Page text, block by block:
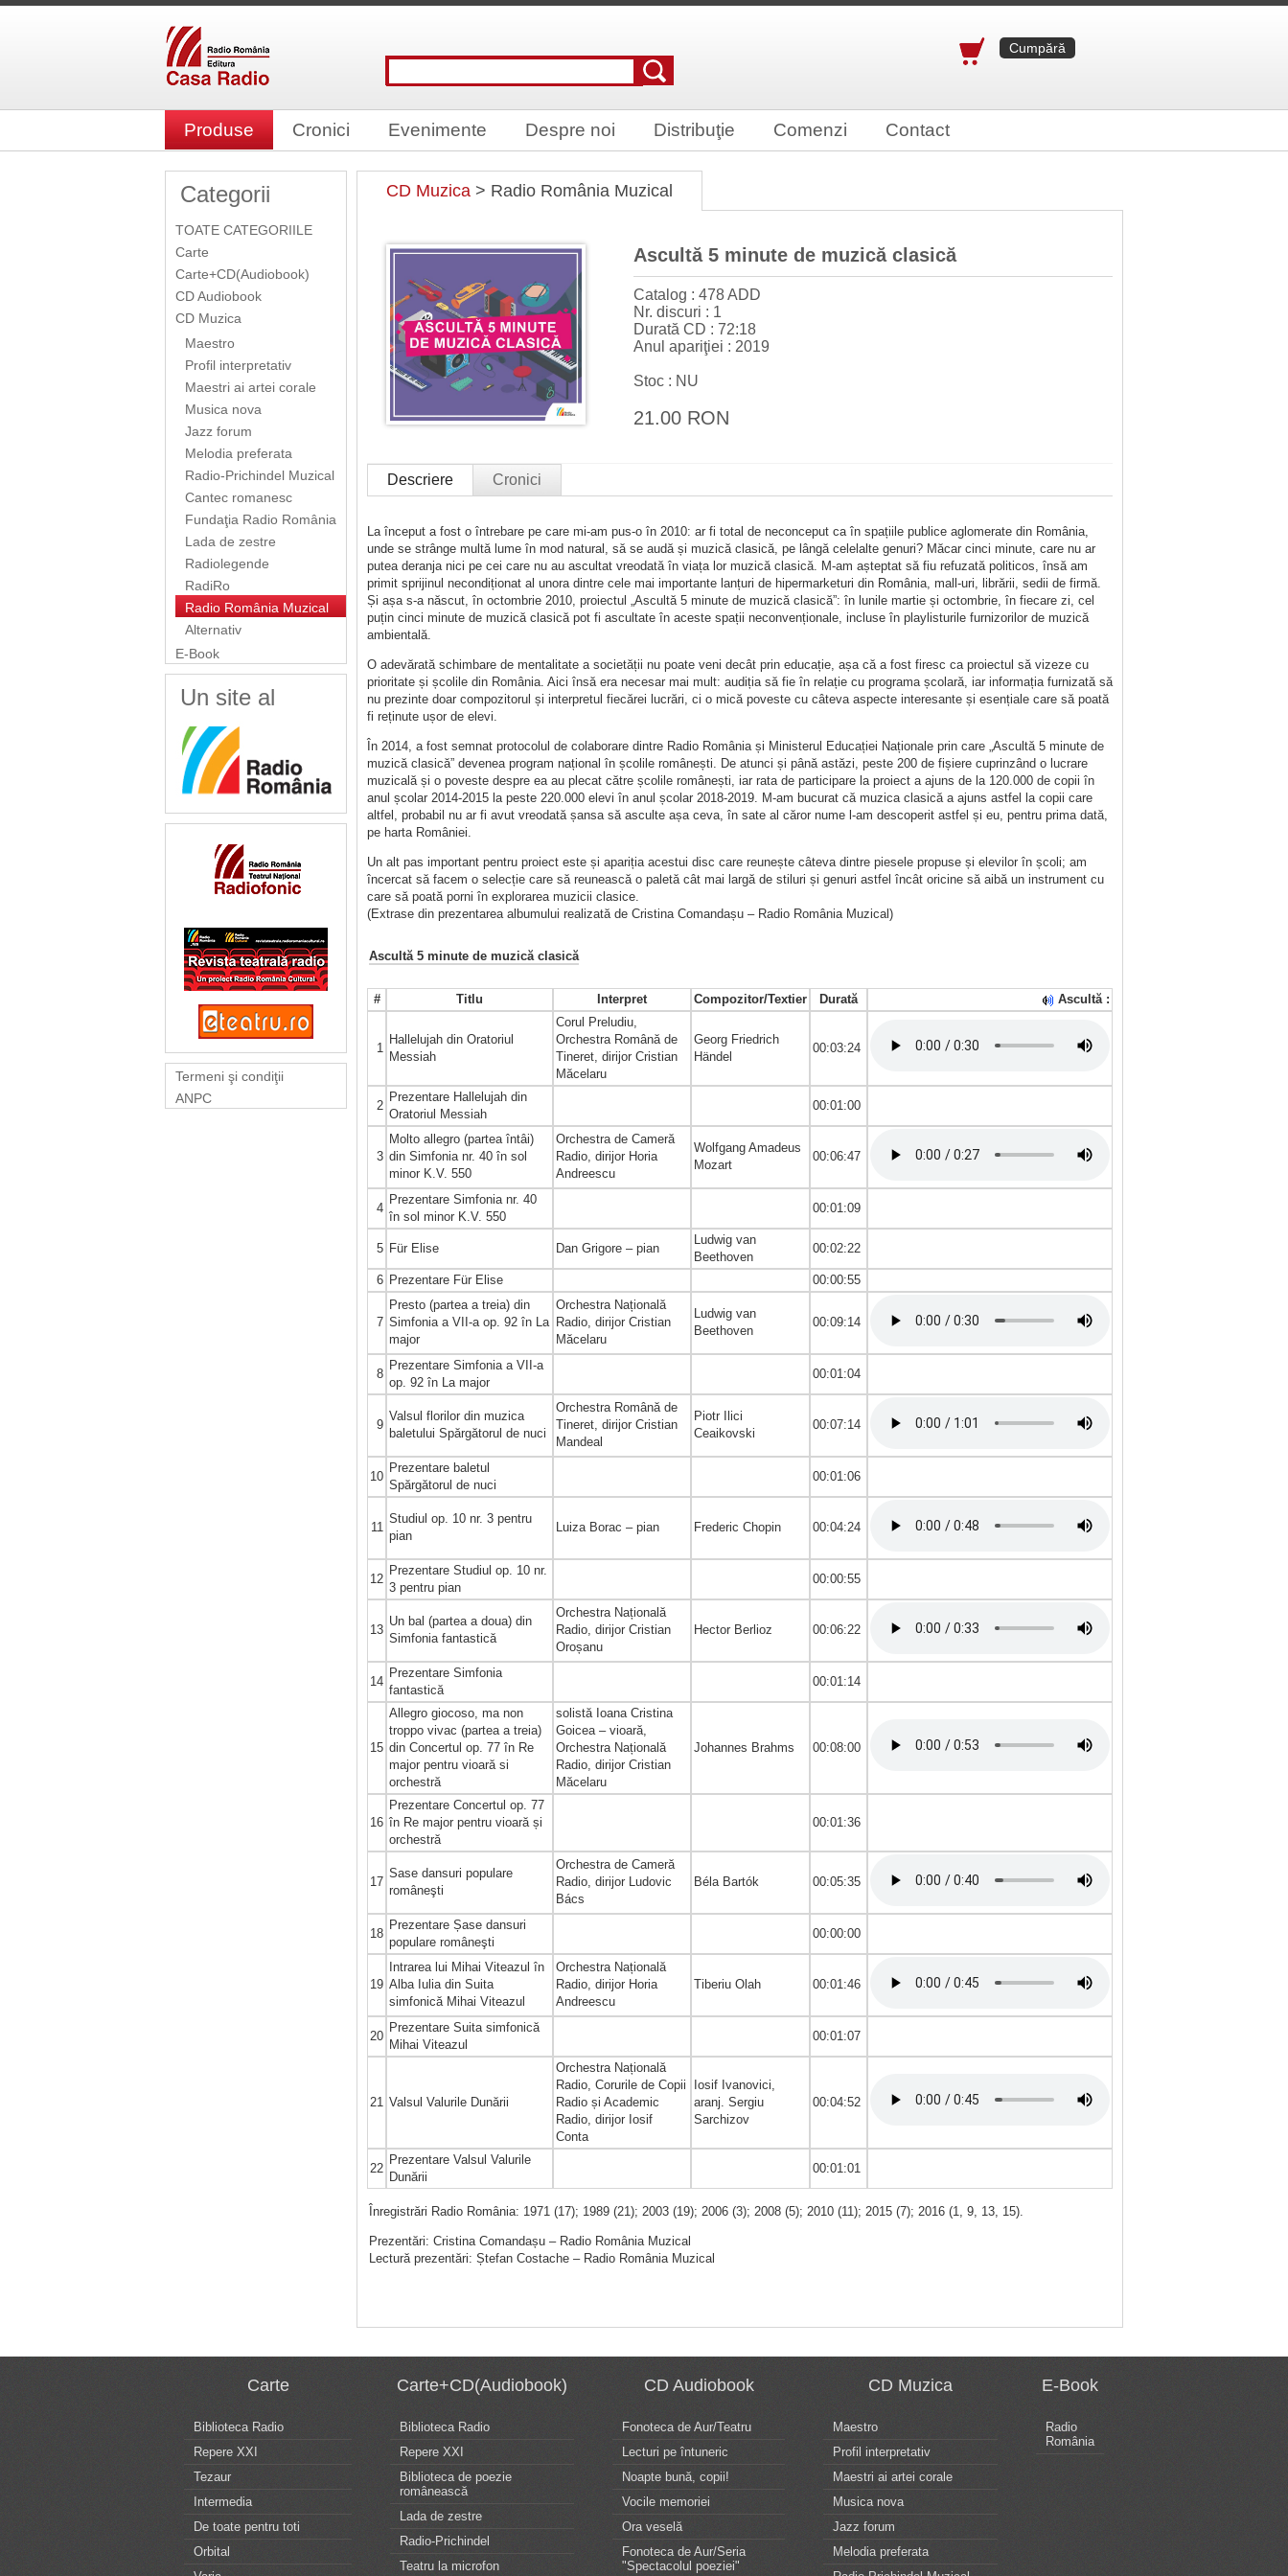
Cumpără
Produse Cronici Evenimente Despre noi Distribuţie Comenzi Contact
Categorii
TOATE CATEGORIILE
Carte
Carte+CD(Audiobook)
CD Audiobook
CD Muzica
Maestro
Profil interpretativ
Maestri ai artei corale
Musica nova
Jazz forum
Melodia preferata
Radio-Prichindel Muzical
Cantec romanesc
Fundaţia Radio România
Lada de zestre
Radiolegende
RadiRo
Radio România Muzical
Alternativ
E-Book
Un site al
Termeni şi condiţii
ANPC
CD Muzica > Radio România Muzical
Ascultă 5 minute de muzică clasică
Catalog : 478 ADD
Nr. discuri : 1
Durată CD : 72:18
Anul apariţiei : 2019
Stoc : NU
21.00 RON
Descriere Cronici
La început a fost o întrebare pe care mi-am pus-o în 2010: ar fi total de neconceput ca în spațiile publice aglomerate din România,
unde se strânge multă lume în mod natural, să se audă și muzică clasică, pe lângă celelalte genuri? Măcar cinci minute, care nu ar
putea deranja nici pe cei care nu au ascultat vreodată în viața lor muzică clasică. M-am așteptat să fiu refuzată politicos, însă am
primit sprijinul necondiționat al unora dintre cele mai importante lanțuri de hipermarketuri din România, mall-uri, librării, sedii de firmă.
Și așa s-a născut, în octombrie 2010, proiectul „Ascultă 5 minute de muzică clasică”: în lunile martie și octombrie, în fiecare zi, cel
puțin cinci minute de muzică clasică pot fi ascultate în aceste spații neconvenționale, incluse în playlisturile furnizorilor de muzică
ambientală.
O adevărată schimbare de mentalitate a societății nu poate veni decât prin educație, așa că a fost firesc ca proiectul să vizeze cu
prioritate și școlile din România. Aici însă era necesar mai mult: audiția să fie în relație cu programa școlară, iar informația furnizată să
nu prezinte doar compozitorul și interpretul fiecărei lucrări, ci o mică poveste cu câteva aspecte interesante și esențiale care să poată
fi reținute ușor de elevi.
În 2014, a fost semnat protocolul de colaborare dintre Radio România și Ministerul Educației Naționale prin care „Ascultă 5 minute de
muzică clasică” devenea program național în școlile românești. De atunci și până astăzi, peste 200 de fișiere cuprinzând o lucrare
muzicală și o poveste despre ea au plecat către școlile românești, iar rata de participare la proiect a ajuns de la 120.000 de copii în
anul școlar 2014-2015 la peste 220.000 elevi în anul școlar 2018-2019. M-am bucurat că muzica clasică a ajuns astfel la copii care
altfel, probabil nu ar fi avut vreodată șansa să asculte așa ceva, în sate al căror nume l-am descoperit astfel și eu, pentru prima dată,
pe harta României.
Un alt pas important pentru proiect este și apariția acestui disc care reunește câteva dintre piesele propuse și elevilor în școli; am
încercat să facem o selecție care să reunească o paletă cât mai largă de stiluri și genuri astfel încât oricine să aibă un instrument cu
care să poată porni în explorarea muzicii clasice.
(Extrase din prezentarea albumului realizată de Cristina Comandașu – Radio România Muzical)
Ascultă 5 minute de muzică clasică
# Titlu Interpret Compozitor/Textier Durată Ascultă :
1
Hallelujah din Oratoriul
Messiah
Corul Preludiu,
Orchestra Română de
Tineret, dirijor Cristian
Măcelaru
Georg Friedrich
Händel
00:03:24
2
Prezentare Hallelujah din
Oratoriul Messiah
00:01:00
3
Molto allegro (partea întâi)
din Simfonia nr. 40 în sol
minor K.V. 550
Orchestra de Cameră
Radio, dirijor Horia
Andreescu
Wolfgang Amadeus
Mozart
00:06:47
4
Prezentare Simfonia nr. 40
în sol minor K.V. 550
00:01:09
5 Für Elise Dan Grigore – pian
Ludwig van
Beethoven
00:02:22
6 Prezentare Für Elise 00:00:55
7
Presto (partea a treia) din
Simfonia a VII-a op. 92 în La
major
Orchestra Națională
Radio, dirijor Cristian
Măcelaru
Ludwig van
Beethoven
00:09:14
8
Prezentare Simfonia a VII-a
op. 92 în La major
00:01:04
9
Valsul florilor din muzica
baletului Spărgătorul de nuci
Orchestra Română de
Tineret, dirijor Cristian
Mandeal
Piotr Ilici
Ceaikovski
00:07:14
10
Prezentare baletul
Spărgătorul de nuci
00:01:06
11
Studiul op. 10 nr. 3 pentru
pian
Luiza Borac – pian Frederic Chopin 00:04:24
12
Prezentare Studiul op. 10 nr.
3 pentru pian
00:00:55
13
Un bal (partea a doua) din
Simfonia fantastică
Orchestra Națională
Radio, dirijor Cristian
Oroșanu
Hector Berlioz 00:06:22
14
Prezentare Simfonia
fantastică
00:01:14
15
Allegro giocoso, ma non
troppo vivac (partea a treia)
din Concertul op. 77 în Re
major pentru vioară si
orchestră
solistă Ioana Cristina
Goicea – vioară,
Orchestra Națională
Radio, dirijor Cristian
Măcelaru
Johannes Brahms 00:08:00
16
Prezentare Concertul op. 77
în Re major pentru vioară și
orchestră
00:01:36
17
Sase dansuri populare
româneşti
Orchestra de Cameră
Radio, dirijor Ludovic
Bács
Béla Bartók 00:05:35
18
Prezentare Șase dansuri
populare româneşti
00:00:00
19
Intrarea lui Mihai Viteazul în
Alba Iulia din Suita
simfonică Mihai Viteazul
Orchestra Națională
Radio, dirijor Horia
Andreescu
Tiberiu Olah 00:01:46
20
Prezentare Suita simfonică
Mihai Viteazul
00:01:07
21 Valsul Valurile Dunării
Orchestra Națională
Radio, Corurile de Copii
Radio și Academic
Radio, dirijor Iosif
Conta
Iosif Ivanovici,
aranj. Sergiu
Sarchizov
00:04:52
22
Prezentare Valsul Valurile
Dunării
00:01:01
Înregistrări Radio România: 1971 (17); 1989 (21); 2003 (19); 2006 (3); 2008 (5); 2010 (11); 2015 (7); 2016 (1, 9, 13, 15).
Prezentări: Cristina Comandașu – Radio România Muzical
Lectură prezentări: Ștefan Costache – Radio România Muzical
Carte
Biblioteca Radio
Repere XXI
Tezaur
Intermedia
De toate pentru toti
Orbital
Carte+CD(Audiobook)
Biblioteca Radio
Repere XXI
Biblioteca de poezie
românească
Lada de zestre
Radio-Prichindel
Teatru la microfon
CD Audiobook
Fonoteca de Aur/Teatru
Lecturi pe întuneric
Noapte bună, copii!
Vocile memoriei
Ora veselă
Fonoteca de Aur/Seria
"Spectacolul poeziei"
CD Muzica
Maestro
Profil interpretativ
Maestri ai artei corale
Musica nova
Jazz forum
Melodia preferata
E-Book
Radio
România